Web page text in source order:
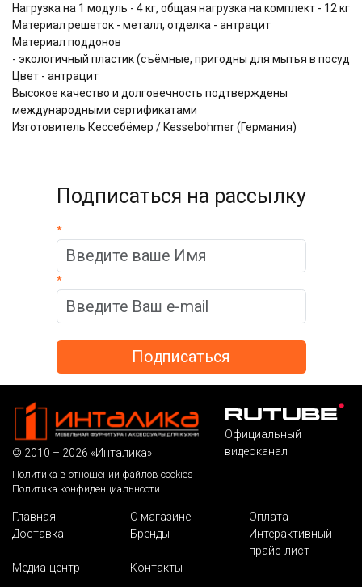
Нагрузка на 1 модуль - 4 кг, общая нагрузка на комплект - 12 кг
Материал решеток - металл, отделка - антрацит
Материал поддонов
- экологичный пластик (съёмные, пригодны для мытья в
Цвет - антрацит
Высокое качество и долговечность подтверждены
международными сертификатами
Изготовитель Кессебёмер / Kessebohmer (Германия)
Подписаться на рассылку
*
*
© 2010 – 2026 «Инталика»
Политика в отношении файлов cookies
Политика конфиденциальности
Официальный
видеоканал
Главная О магазине
Оплата
Доставка
Бренды
Интерактивный
прайс-лист
Медиа-центр
Контакты